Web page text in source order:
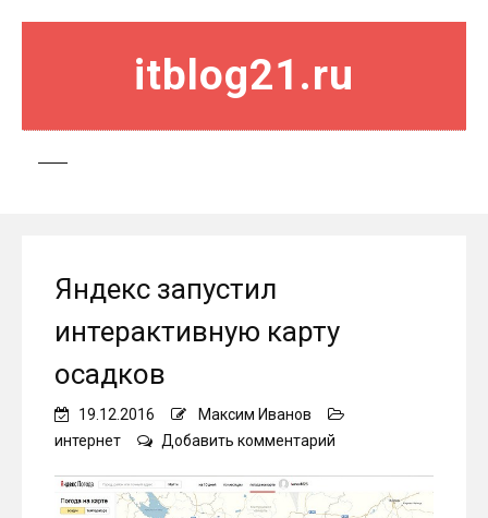
itblog21.ru
Яндекс запустил
интерактивную карту
осадков
19.12.2016
Максим Иванов
интернет
Добавить комментарий
интерактивную